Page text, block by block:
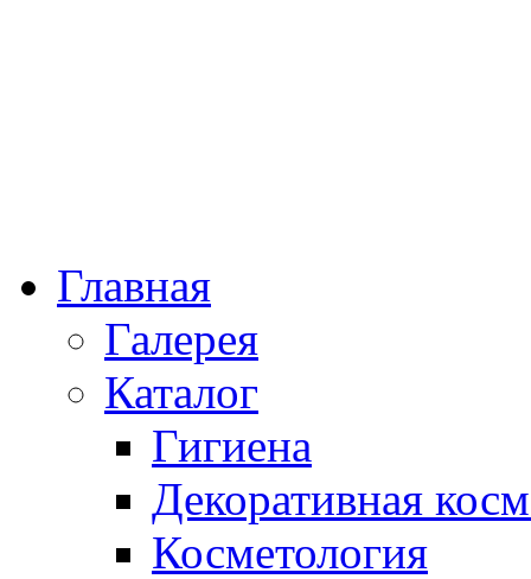
Главная
Галерея
Каталог
Гигиена
Декоративная
Косметология